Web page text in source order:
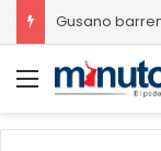
Menú